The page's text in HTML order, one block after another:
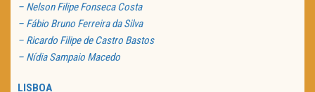
– Nelson Filipe Fonseca Costa
– Fábio Bruno Ferreira da Silva
– Ricardo Filipe de Castro Bastos
– Nídia Sampaio Macedo
LISBOA